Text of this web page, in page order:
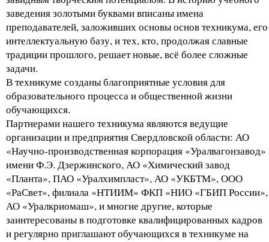
заведения золотыми буквами вписаны имена
преподавателей, заложивших основы основ техникума, его
интеллектуальную базу, и тех, кто, продолжая славные
традиции прошлого, решает новые, всё более сложные
задачи.
В техникуме созданы благоприятные условия для
образовательного процесса и общественной жизни
обучающихся.
Партнерами нашего техникума являются ведущие
организации и предприятия Свердловской области: АО
«Научно-производственная корпорация «Уралвагонзавод»
имени Ф.Э. Дзержинского, АО «Химический завод
«Планта», ПАО «Уралхимпласт», АО «УКБТМ», ООО
«РаСвет», филиала «НТИИМ» ФКП «НИО «ГБИП России»,
АО «Уралкриомаш», и многие другие, которые
заинтересованы в подготовке квалифицированных кадров
и регулярно приглашают обучающихся в техникуме на